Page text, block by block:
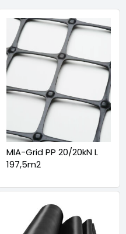
MIA-Grid PP 20/20kN L
197,5m2